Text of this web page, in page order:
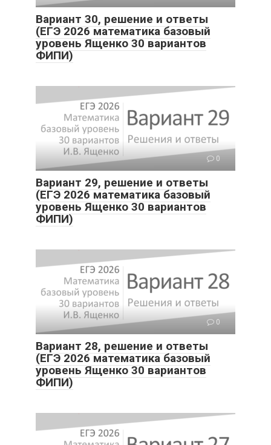
Вариант 30, решение и ответы
(ЕГЭ 2026 математика базовый
уровень Ященко 30 вариантов
ФИПИ)
0
Вариант 29, решение и ответы
(ЕГЭ 2026 математика базовый
уровень Ященко 30 вариантов
ФИПИ)
0
Вариант 28, решение и ответы
(ЕГЭ 2026 математика базовый
уровень Ященко 30 вариантов
ФИПИ)